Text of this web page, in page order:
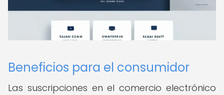
Beneficios para el consumidor
Las suscripciones en el comercio electrónico